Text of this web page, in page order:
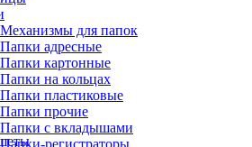
Механизмы для папок
Папки адресные
Папки картонные
Папки на кольцах
Папки пластиковые
Папки прочие
Папки с вкладышами
Папки-регистраторы